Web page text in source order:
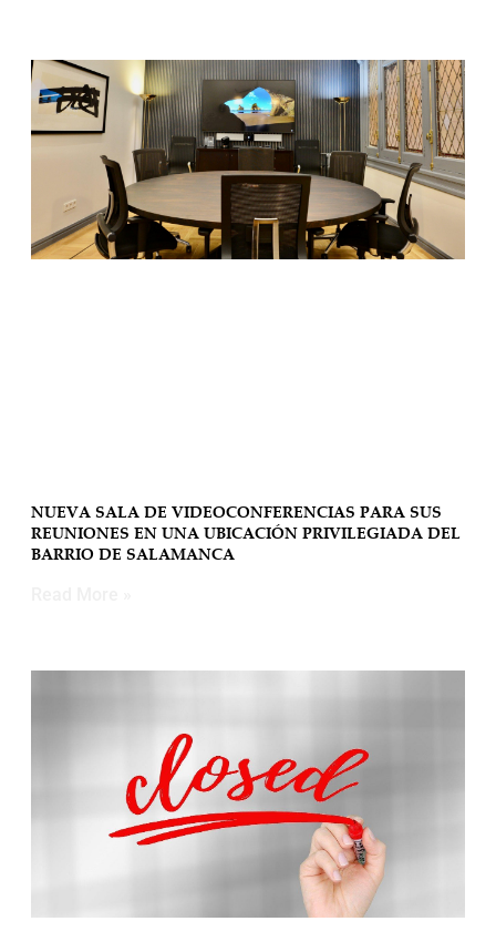
NUEVA SALA DE VIDEOCONFERENCIAS PARA SUS
REUNIONES EN UNA UBICACIÓN PRIVILEGIADA DEL
BARRIO DE SALAMANCA